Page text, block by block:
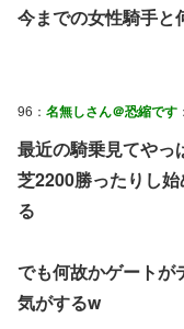
今までの女性騎手と
96： 名無しさん＠恐縮です
最近の騎乗見てやっ
芝2200勝ったりし
る
でも何故かゲートが
気がするw